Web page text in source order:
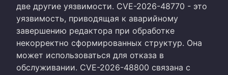
две другие уязвимости. CVE-2026-48770 - это
уязвимость, приводящая к аварийному
завершению редактора при обработке
некорректно сформированных структур. Она
может использоваться для отказа в
обслуживании. CVE-2026-48800 связана с